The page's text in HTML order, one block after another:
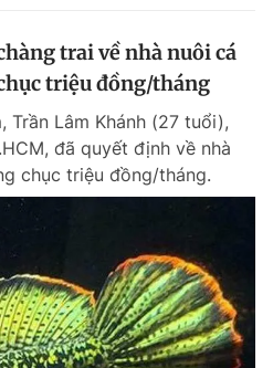
Liên hệ quảng cáo
0908 780 404
Tòa soạn Chính sách bảo
Hải Thành
- BTTTT cấp ngày 24.3.2020
về Báo Thanh Niên. Cấm sao chép
có sự chấp thuận bằng văn bản.
JSC.
trai về nhà nuôi cá
triệu đồng/tháng
Trần Lâm Khánh (27 tuổi),
đã quyết định về nhà
chục triệu đồng/tháng.